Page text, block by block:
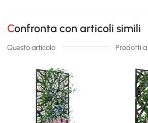
Confronta con articoli simili
Questo articolo Prodotti